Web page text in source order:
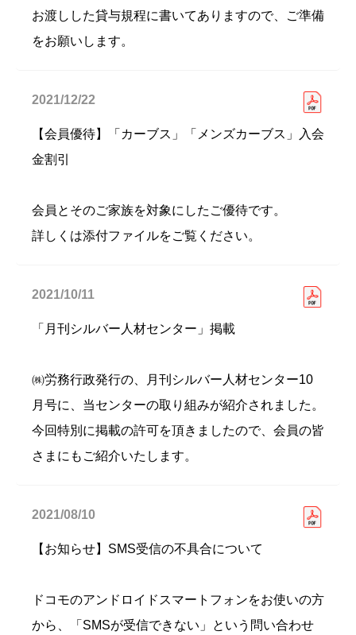
お渡しした貸与規程に書いてありますので、ご準備
をお願いします。
2021/12/22
【会員優待】「カーブス」「メンズカーブス」入会
金割引
会員とそのご家族を対象にしたご優待です。
詳しくは添付ファイルをご覧ください。
2021/10/11
「月刊シルバー人材センター」掲載
㈱労務行政発行の、月刊シルバー人材センター10
月号に、当センターの取り組みが紹介されました。
今回特別に掲載の許可を頂きましたので、会員の皆
さまにもご紹介いたします。
2021/08/10
【お知らせ】SMS受信の不具合について
ドコモのアンドロイドスマートフォンをお使いの方
から、「SMSが受信できない」という問い合わせ